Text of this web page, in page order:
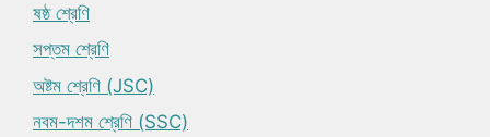
ষষ্ঠ শ্রেণি
সপ্তম শ্রেণি
অষ্টম শ্রেণি (JSC)
নবম-দশম শ্রেণি (SSC)